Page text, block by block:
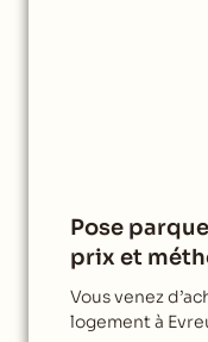
Pose
prix et
Vous venez
logement à